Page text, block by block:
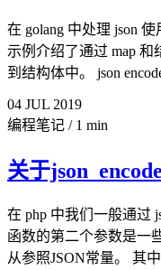
在 golang 中处理 json
示例介绍了通过 map 和
到结构体中。 json
04 JUL 2019
编程笔记 / 1 min
关于
在 php 中我们一般通过
函数的第二个参数是一
从参照JSON常量。 其